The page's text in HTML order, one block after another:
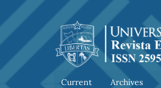
Current Archives